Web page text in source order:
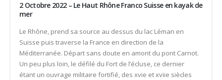
2 Octobre 2022 – Le Haut Rhône Franco Suisse en kayak de
mer
Le Rhône, prend sa source au dessus du lac Léman en
Suisse puis traverse la France en direction de la
Méditerranée. Départ sans doute en amont du pont Carnot.
Un peu plus loin, le défilé du Fort de l’écluse, ce dernier
étant un ouvrage militaire fortifié, des xvie et xviie siècles